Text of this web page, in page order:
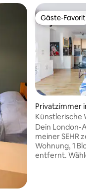
Gäste-Favorit
Gäste-Favorit
Privatzimmer in
Künstlerische
Bett oder 2
Dein London-
meiner SEHR
Wohnung, 1
entfernt. Wähle